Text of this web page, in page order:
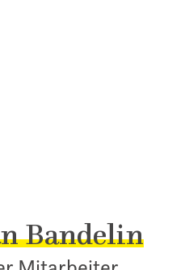
Bandelin